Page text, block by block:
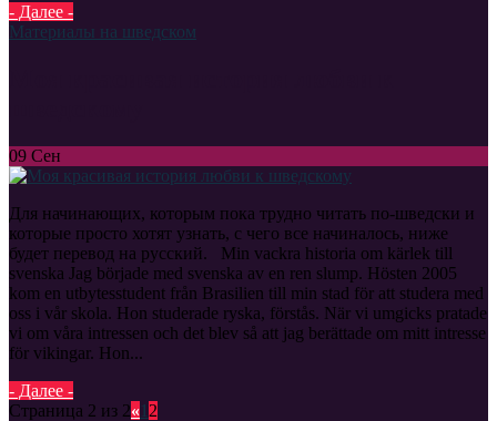
- Далее -
Материалы на шведском
09 Сен
Для начинающих, которым пока трудно читать по-шведски и
которые просто хотят узнать, с чего все начиналось, ниже
будет перевод на русский. Min vackra historia om kärlek till
svenska Jag började med svenska av en ren slump. Hösten 2005
kom en utbytesstudent från Brasilien till min stad för att studera med
oss i vår skola. Hon studerade ryska, förstås. När vi umgicks pratade
vi om våra intressen och det blev så att jag berättade om mitt intresse
för vikingar. Hon...
- Далее -
Страница 2 из 2« 1 2